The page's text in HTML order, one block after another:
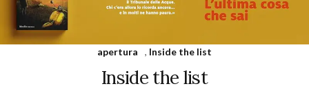
apertura , Inside the list
Inside the list